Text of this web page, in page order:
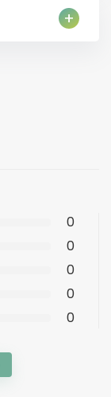
0
0
0
0
0